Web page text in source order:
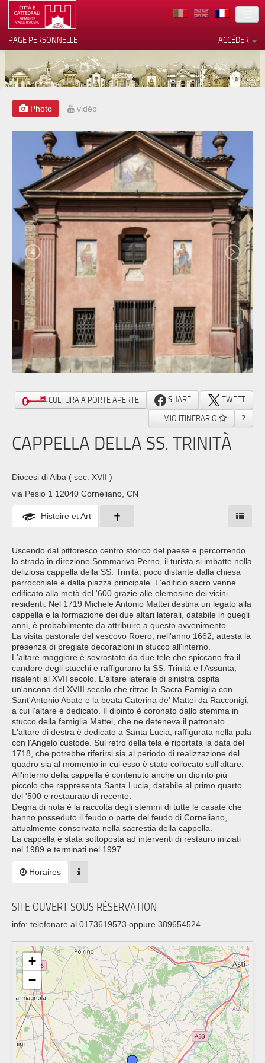
TERRITOIRE
ARCHITECTURE
MUSÉES
ITINÉRAIRES
EVÉNEMENTS
BÉNÉVOLES
CONTACTS
PRESS
ACCÉDER
PAGE PERSONNELLE
Photo vidéo
CULTURA A PORTE APERTE SHARE
TWEET
IL MIO ITINERARIO
?
CAPPELLA DELLA SS. TRINITÀ
Diocesi di Alba ( sec. XVII )
via Pesio 1 12040 Corneliano, CN
Histoire et Art
Uscendo dal pittoresco centro storico del paese e percorrendo
la strada in direzione Sommariva Perno, il turista si imbatte nella
deliziosa cappella della SS. Trinità, poco distante dalla chiesa
parrocchiale e dalla piazza principale. L'edificio sacro venne
edificato alla metà del '600 grazie alle elemosine dei vicini
residenti. Nel 1719 Michele Antonio Mattei destina un legato alla
cappella e la formazione dei due altari laterali, databile in quegli
anni, è probabilmente da attribuire a questo avvenimento.
La visita pastorale del vescovo Roero, nell'anno 1662, attesta la
presenza di pregiate decorazioni in stucco all'interno.
L'altare maggiore è sovrastato da due tele che spiccano fra il
candore degli stucchi e raffigurano la SS. Trinità e l'Assunta,
risalenti al XVII secolo. L'altare laterale di sinistra ospita
un'ancona del XVIII secolo che ritrae la Sacra Famiglia con
Sant'Antonio Abate e la beata Caterina de' Mattei da Racconigi,
a cui l'altare è dedicato. Il dipinto è coronato dallo stemma in
stucco della famiglia Mattei, che ne deteneva il patronato.
L'altare di destra è dedicato a Santa Lucia, raffigurata nella pala
con l'Angelo custode. Sul retro della tela è riportata la data del
1718, che potrebbe riferirsi sia al periodo di realizzazione del
quadro sia al momento in cui esso è stato collocato sull'altare.
All'interno della cappella è contenuto anche un dipinto più
piccolo che rappresenta Santa Lucia, databile al primo quarto
del '500 e restaurato di recente.
Degna di nota è la raccolta degli stemmi di tutte le casate che
hanno posseduto il feudo o parte del feudo di Corneliano,
attualmente conservata nella sacrestia della cappella.
La cappella è stata sottoposta ad interventi di restauro iniziati
nel 1989 e terminati nel 1997.
Horaires
SITE OUVERT SOUS RÉSERVATION
info: telefonare al 0173619573 oppure 389654524
+
−
Notification lors de la collecte
Vos choix en matière de